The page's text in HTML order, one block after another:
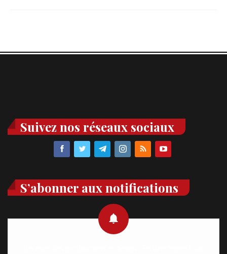
Suivez nos réseaux sociaux
S’abonner aux notifications